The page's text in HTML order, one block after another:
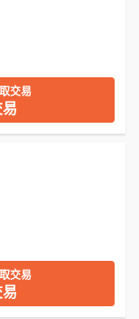
交易
交易